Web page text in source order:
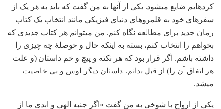
کرده‏ایم ضایع می‏شود. یکی از آنها به من گفت که باید به هر یک از
سفرهای خود به قلمروهای دنیای فیزیکی مانند انتخاب یک کتاب
رمان جدید برای مطالعه نگاه کنم. من می‏توانم هر کتاب جدیدی که
بخواهم را انتخاب کنم، بسته به اینکه حال و حوصلۀ چه چیزی را
داشته باشم. اگر قرار بود که هر نکته و پیچ و خم داستان (و علت
هر اتفاق آن را) از قبل بدانم، داستان دیگر لوس و بی‏ خاصیت
می‏شد.
یکی از ارواح با شوخی به من گفت «اگر جنبه الهی و ابدی ما از